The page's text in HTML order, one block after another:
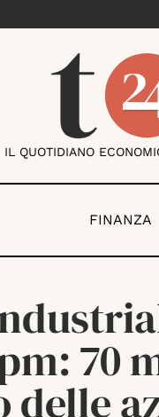
IL QUOTIDIANO
FINANZA
70
delle